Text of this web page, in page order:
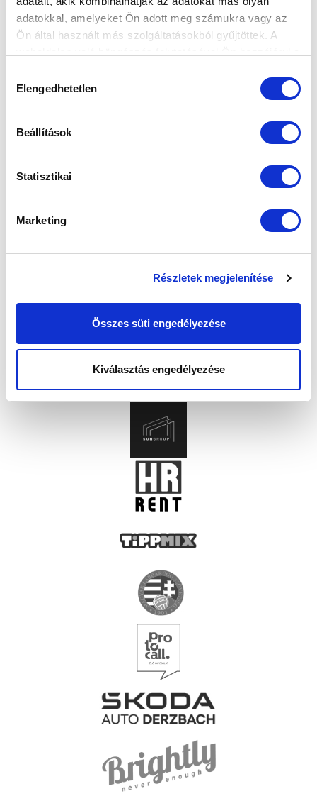
adatokkal, amelyeket Ön adott meg számukra vagy az
Ön által használt más szolgáltatásokból gyűjtöttek. A
kiválasztása
Elengedhetetlen
Beállítások
Statisztikai
Marketing
Részletek megjelenítése
Összes süti engedélyezése
Kiválasztás engedélyezése
SZPONZOROK